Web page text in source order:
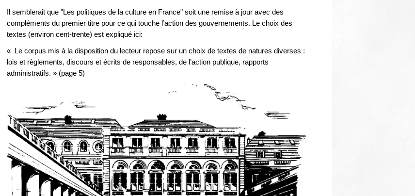
Thématiques
Il semblerait que "Les politiques de la culture en France" soit une remise à jour avec des
compléments du premier titre pour ce qui touche l’action des gouvernements. Le choix des
textes (environ cent-trente) est expliqué ici:
« Le corpus mis à la disposition du lecteur repose sur un choix de textes de natures diverses :
lois et règlements, discours et écrits de responsables, de l’action publique, rapports
administratifs. » (page 5)